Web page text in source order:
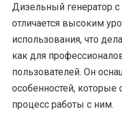
Дизельный генератор
отличается высоким
использования, что
как для
пользователей. Он
особенностей,
процесс работы с ним.